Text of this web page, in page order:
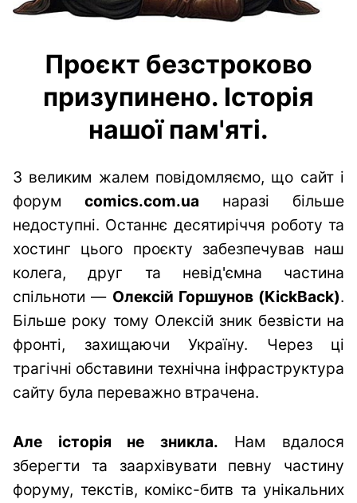
Проєкт безстроково
призупинено. Історія
нашої пам'яті.
З великим жалем повідомляємо, що сайт і
форум comics.com.ua наразі більше
недоступні. Останнє десятиріччя роботу та
хостинг цього проєкту забезпечував наш
колега, друг та невід'ємна частина
спільноти — Олексій Горшунов (KickBack).
Більше року тому Олексій зник безвісти на
фронті, захищаючи Україну. Через ці
трагічні обставини технічна інфраструктура
сайту була переважно втрачена.
Але історія не зникла. Нам вдалося
зберегти та заархівувати певну частину
форуму, текстів, комікс-битв та унікальних